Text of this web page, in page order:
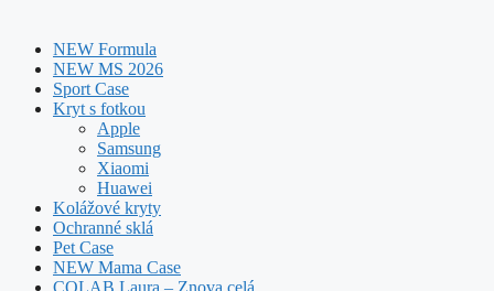
NEW Formula
NEW MS 2026
Sport Case
Kryt s fotkou
Apple
Samsung
Xiaomi
Huawei
Kolážové kryty
Ochranné sklá
Pet Case
NEW Mama Case